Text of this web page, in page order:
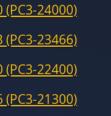
(PC3-24000)
(PC3-23466)
(PC3-22400)
(PC3-21300)